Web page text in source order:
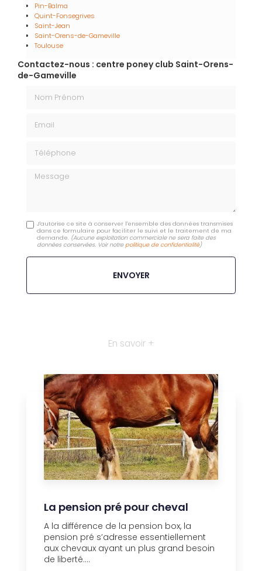
Pin-Balma
Quint-Fonsegrives
Saint-Jean
Saint-Orens-de-Gameville
Toulouse
Contactez-nous : centre poney club Saint-Orens-
de-Gameville
Message
J'autorise ce site à conserver l'ensemble des données transmises
dans ce formulaire pour faciliter le suivi et le traitement de ma
demande. (Aucune exploitation commerciale ne sera faite des
données conservées. Voir notrepolitique de confidentialité)
En savoir +
La pension pré pour cheval
A la différence de la pension box, la
pension pré s’adresse essentiellement
aux chevaux ayant un plus grand besoin
de liberté....